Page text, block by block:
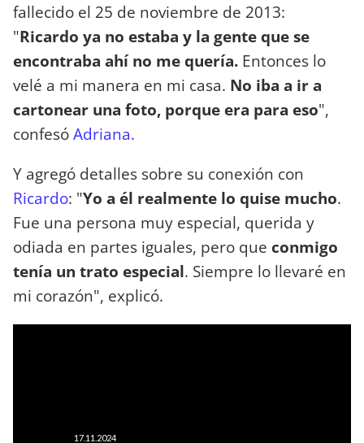
fallecido el 25 de noviembre de 2013:
"Ricardo ya no estaba y la gente que se
encontraba ahí no me quería. Entonces lo
velé a mi manera en mi casa. No iba a ir a
cartonear una foto, porque era para eso",
confesóAdriana.
Y agregó detalles sobre su conexión con
Ricardo: "Yo a él realmente lo quise mucho.
Fue una persona muy especial, querida y
odiada en partes iguales, pero que conmigo
tenía un trato especial. Siempre lo llevaré en
mi corazón", explicó.